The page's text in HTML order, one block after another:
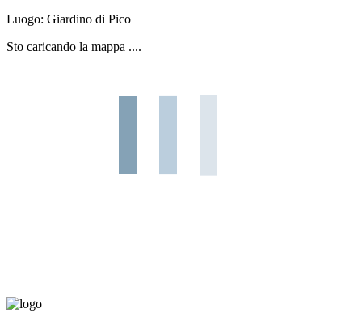
Luogo: Giardino di Pico
Sto caricando la mappa ....